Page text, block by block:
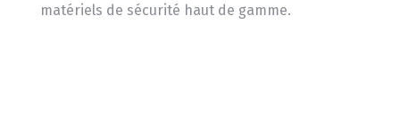
matériels de sécurité haut de gamme.